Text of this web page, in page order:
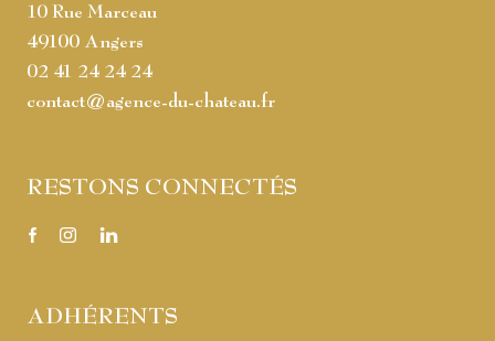
02 41 24 24 24
contact@agence-du-chateau.fr
10 Rue Marceau
49100 Angers
RESTONS CONNECTÉS
ADHÉRENTS